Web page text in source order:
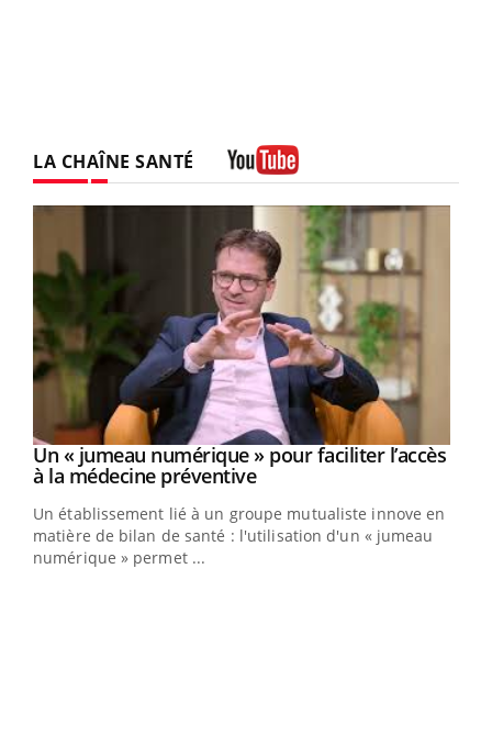
LA CHAÎNE SANTÉ
Youtube
Un « jumeau numérique » pour faciliter l’accès
à la médecine préventiveYoutube
Un établissement lié à un groupe mutualiste innove en
matière de bilan de santé : l'utilisation d'un « jumeau
numérique » permet ...